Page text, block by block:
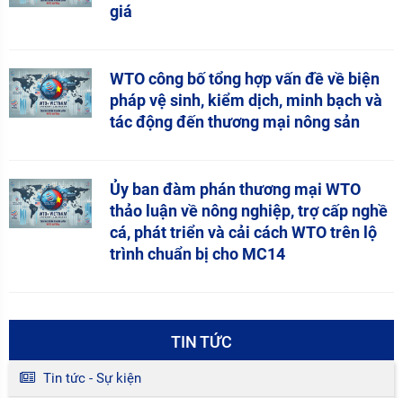
giá
WTO công bố tổng hợp vấn đề về biện
pháp vệ sinh, kiểm dịch, minh bạch và
tác động đến thương mại nông sản
Ủy ban đàm phán thương mại WTO
thảo luận về nông nghiệp, trợ cấp nghề
cá, phát triển và cải cách WTO trên lộ
trình chuẩn bị cho MC14
TIN TỨC
Tin tức - Sự kiện